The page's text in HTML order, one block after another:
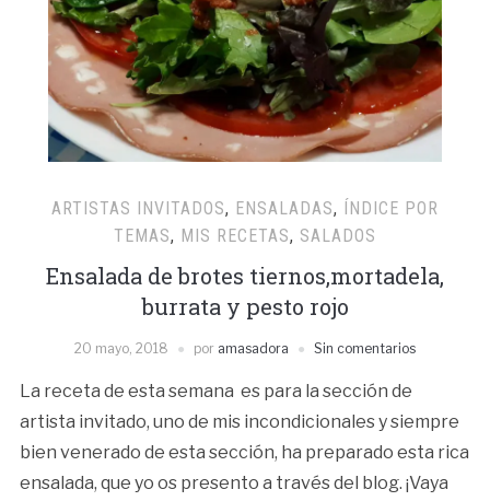
ARTISTAS INVITADOS, ENSALADAS,
ÍNDICE POR
TEMAS, MIS RECETAS, SALADOS
Ensalada de brotes tiernos,mortadela,
burrata y pesto rojo
20 mayo, 2018 por amasadora Sin comentarios
La receta de esta semana es para la sección de
artista invitado, uno de mis incondicionales y siempre
bien venerado de esta sección, ha preparado esta rica
ensalada, que yo os presento a través del blog. ¡Vaya